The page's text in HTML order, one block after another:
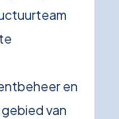
en
van